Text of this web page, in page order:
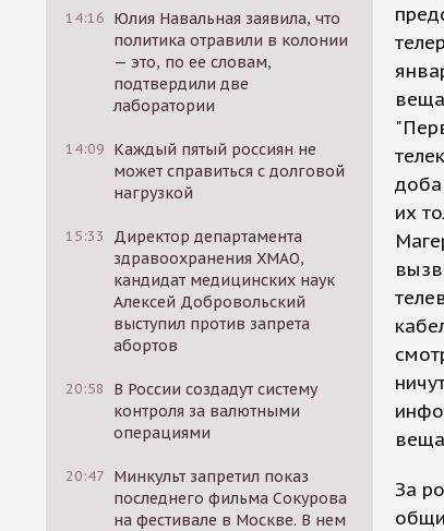
14:16 Юлия Навальная заявила, что
политика отравили в колонии
— это, по ее словам,
подтвердили две
лаборатории
14:09 Каждый пятый россиян не
может справиться с долговой
нагрузкой
15:33
Директор департамента
здравоохранения ХМАО,
кандидат медицинских наук
Алексей Добровольский
выступил против запрета
абортов
20:58
В России создадут систему
контроля за валютными
операциями
20:47 Минкульт запретил показ
последнего фильма Сокурова
на фестивале в Москве. В нем
их
За